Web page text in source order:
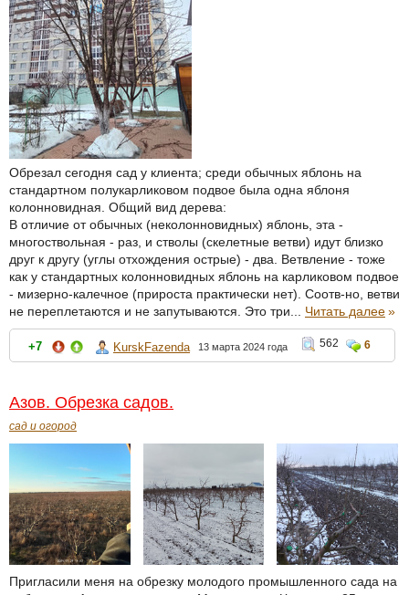
Обрезал сегодня сад у клиента; среди обычных яблонь на
стандартном полукарликовом подвое была одна яблоня
колонновидная. Общий вид дерева:
В отличие от обычных (неколонновидных) яблонь, эта -
многоствольная - раз, и стволы (скелетные ветви) идут близко
друг к другу (углы отхождения острые) - два. Ветвление - тоже
как у стандартных колонновидных яблонь на карликовом подвое
- мизерно-калечное (прироста практически нет). Соотв-но, ветви
не переплетаются и не запутываются. Это три... Читать далее»
+7 KurskFazenda 13 марта 2024 года 562 6
Азов. Обрезка садов.
сад и огород
Пригласили меня на обрезку молодого промышленного сада на